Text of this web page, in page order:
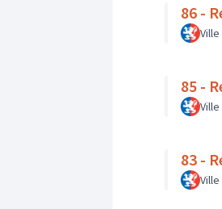
86 -
Ville
85 -
Ville
83 -
Ville